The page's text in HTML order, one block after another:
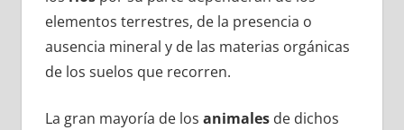
elementos terrestres, de la presencia o
ausencia mineral y de las materias orgánicas
de los suelos que recorren.
La gran mayoría de los animalesde dichos